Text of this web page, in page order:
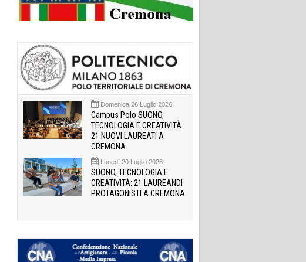
Domenica 26 Luglio 2026
Campus Polo SUONO,
TECNOLOGIA E CREATIVITÀ:
21 NUOVI LAUREATI A
CREMONA
Lunedì 20 Luglio 2026
SUONO, TECNOLOGIA E
CREATIVITÀ: 21 LAUREANDI
PROTAGONISTI A CREMONA